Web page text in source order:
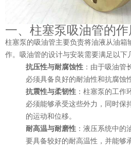
一、柱塞泵吸油管的
柱塞泵的吸油管主要负责将油液从油箱
作。吸油管的设计与安装需要满足以下
抗压性与耐腐蚀性 ：由于吸油管
必须具备良好的耐油性和抗腐蚀
抗震性与柔韧性 ：柱塞泵的工作
必须能够承受这些外力，同时保
的运动和位移。
耐高温与耐磨性 ：液压系统中的
要具备较好的耐高温性，并能够